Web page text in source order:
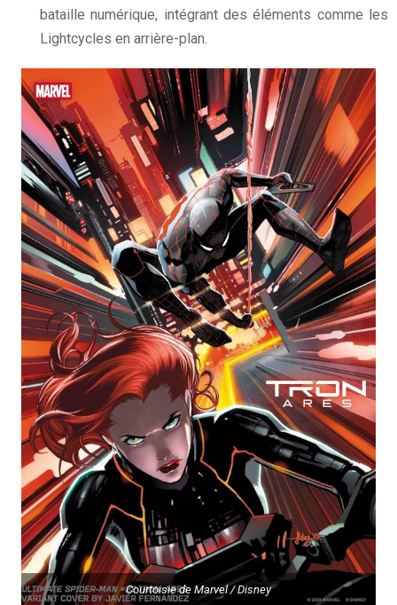
bataille numérique, intégrant des éléments comme les
Lightcycles en arrière-plan.
Courtoisie de Marvel / Disney